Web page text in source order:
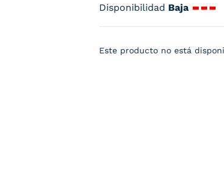
Disponibilidad Baja
Este producto no está